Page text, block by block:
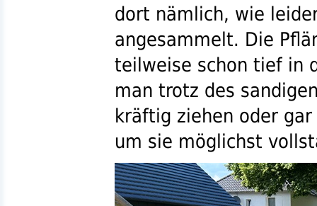
dort nämlich, wie
angesammelt. Die
teilweise schon tief in
man trotz des
kräftig ziehen oder
um sie möglichst